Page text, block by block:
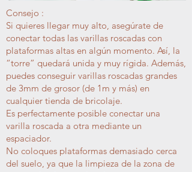
Consejo :
Si quieres llegar muy alto, asegúrate de
conectar todas las varillas roscadas con
plataformas altas en algún momento. Así, la
“torre” quedará unida y muy rígida. Además,
puedes conseguir varillas roscadas grandes
de 3mm de grosor (de 1m y más) en
cualquier tienda de bricolaje.
Es perfectamente posible conectar una
varilla roscada a otra mediante un
espaciador.
No coloques plataformas demasiado cerca
del suelo, ya que la limpieza de la zona de